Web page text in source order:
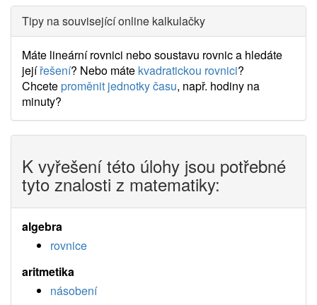
Tipy na související online kalkulačky
Máte lineární rovnici nebo soustavu rovnic a hledáte
jejířešení? Nebo máte kvadratickou rovnici?
Chceteproměnit jednotky času, např. hodiny na
minuty?
K vyřešení této úlohy jsou potřebné
tyto znalosti z matematiky:
algebra
rovnice
aritmetika
násobení